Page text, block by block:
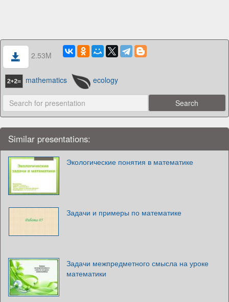
2.53M
mathematics ecology
Similar presentations:
Экологические понятия в математике
Задачи и примеры по математике
Задачи межпредметного смысла на уроке
математики